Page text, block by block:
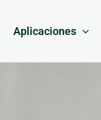
Aplicaciones